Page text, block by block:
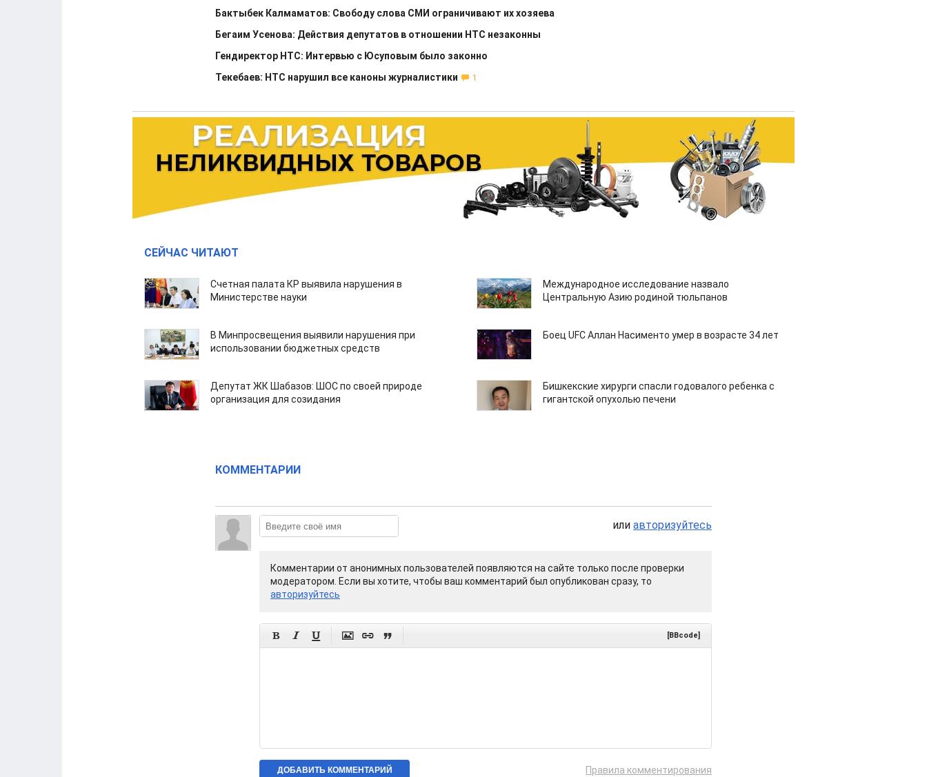
Бактыбек Калмаматов: Свободу слова СМИ ограничивают их хозяева
Бегаим Усенова: Действия депутатов в отношении НТС незаконны
Гендиректор НТС: Интервью с Юсуповым было законно
Текебаев: НТС нарушил все каноны журналистики
1
СЕЙЧАС ЧИТАЮТ
Счетная палата КР выявила нарушения в
Министерстве науки
Международное исследование назвало
Центральную Азию родиной тюльпанов
В Минпросвещения выявили нарушения при
использовании бюджетных средств
Боец UFC Аллан Насименто умер в возрасте 34 лет
Депутат ЖК Шабазов: ШОС по своей природе
организация для созидания
Бишкекские хирурги спасли годовалого ребенка с
гигантской опухолью печени
КОММЕНТАРИИ
или авторизуйтесь
Комментарии от анонимных пользователей появляются на сайте только после проверки
модератором. Если вы хотите, чтобы ваш комментарий был опубликован сразу, то
авторизуйтесь
      [BBcode]
Правила комментирования